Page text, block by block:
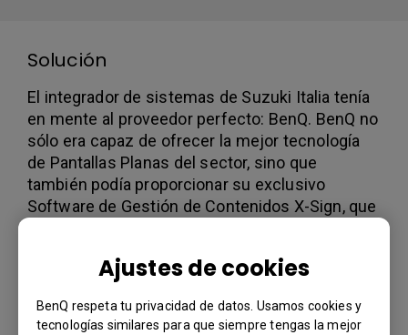
Ajustes de cookies
BenQ respeta tu privacidad de datos. Usamos cookies y
tecnologías similares para que siempre tengas la mejor
Solución
El integrador de sistemas de Suzuki Italia tenía
en mente al proveedor perfecto: BenQ. BenQ no
sólo era capaz de ofrecer la mejor tecnología
de Pantallas Planas del sector, sino que
también podía proporcionar su exclusivo
Software de Gestión de Contenidos X-Sign, que
Para los casos de uso de una sola pantalla,
Suzuki Italia eligió los Paneles de Señalización
Inteligente ST550K, ST5501K y ST860K de